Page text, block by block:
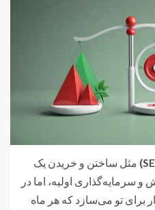
مثل ساختن و خریدن یک
و سرمایه‌گذاری اولیه، اما در
برای تو می‌سازد که هر ماه